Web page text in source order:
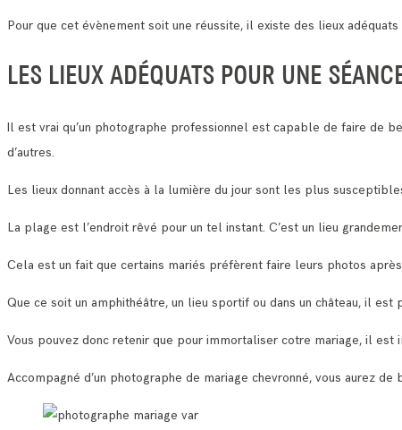
Pour que cet évènement soit une réussite, il existe des lieux
LES LIEUX ADÉQUATS POUR UNE
Il est vrai qu’un photographe professionnel est capable de faire de
d’autres.
Les lieux donnant accès à la lumière du jour sont les plus
La plage est l’endroit rêvé pour un tel instant. C’est un lieu
Cela est un fait que certains mariés préfèrent faire leurs photos
Que ce soit un amphithéâtre, un lieu sportif ou dans un château, il
Vous pouvez donc retenir que pour immortaliser cotre mariage, il est
Accompagné d’un photographe de mariage chevronné, vous aurez